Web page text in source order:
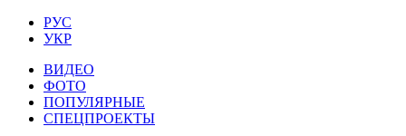
РУС
УКР
ВИДЕО
ФОТО
ПОПУЛЯРНЫЕ
СПЕЦПРОЕКТЫ